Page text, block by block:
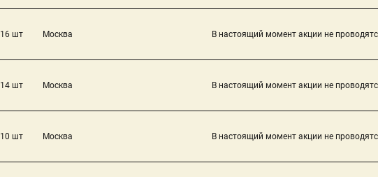
16 шт Москва В настоящий момент акции не
14 шт Москва В настоящий момент акции не
10 шт Москва В настоящий момент акции не